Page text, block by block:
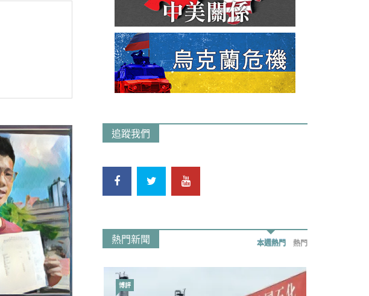
追蹤我們
熱門新聞 本週熱門 熱門
博評
時事政治